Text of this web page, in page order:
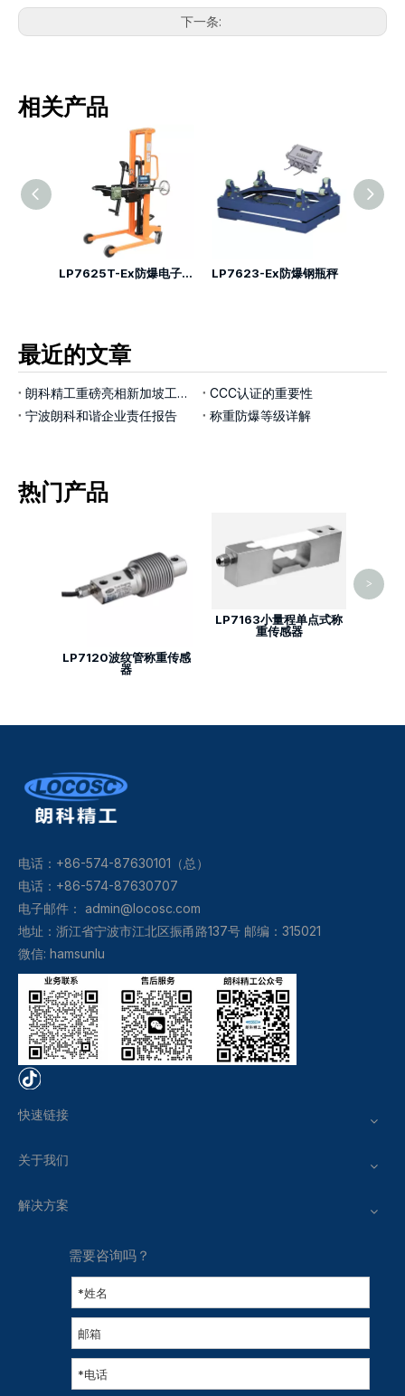
下一条:
相关产品
LP7625T-Ex防爆电子倒桶秤 LP7623-Ex防爆钢瓶秤
最近的文章
朗科精工重磅亮相新加坡工业展览会，以智能称重技术赋能工业4.0新征程
CCC认证的重要性
宁波朗科和谐企业责任报告
称重防爆等级详解
热门产品
LP7120波纹管称重传感
器
LP7163小量程单点式称
重传感器
>
电话：+86-574-87630101（总）
电话：+86-574-87630707
电子邮件： admin@locosc.com
地址：浙江省宁波市江北区振甬路137号 邮编：315021
微信: hamsunlu
快速链接
关于我们
解决方案
需要咨询吗？